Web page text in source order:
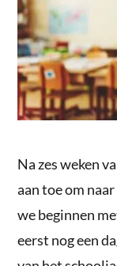
Na zes weken
aan toe om
we beginnen
eerst nog een